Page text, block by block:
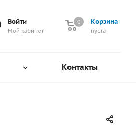
Корзина
0
пуста
0
Войти
Мой кабинет
Контакты